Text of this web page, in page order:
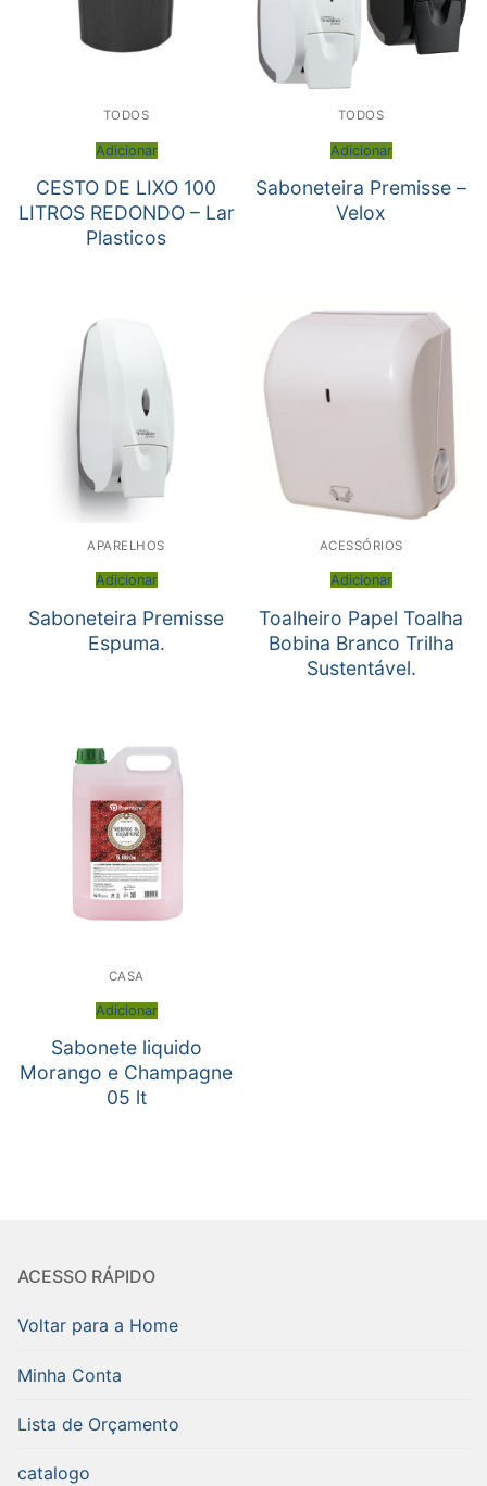
TODOS
Adicionar
CESTO DE LIXO 100
LITROS REDONDO – Lar
Plasticos
TODOS
Adicionar
Saboneteira Premisse –
Velox
APARELHOS
Adicionar
Saboneteira Premisse
Espuma.
ACESSÓRIOS
Adicionar
Toalheiro Papel Toalha
Bobina Branco Trilha
Sustentável.
CASA
Adicionar
Sabonete liquido
Morango e Champagne
05 lt
ACESSO RÁPIDO
Voltar para a Home
Minha Conta
Lista de Orçamento
catalogo